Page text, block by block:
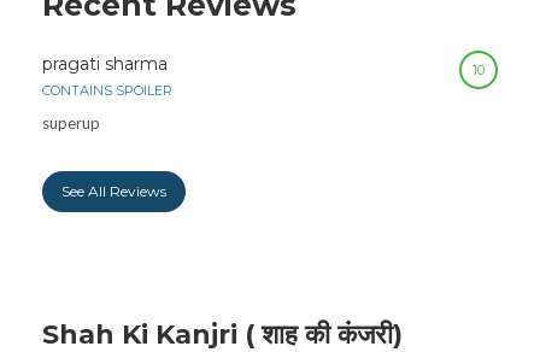
10
pragati sharma
CONTAINS SPOILER
superup
See All Reviews
Shah Ki Kanjri ( शाह की कंजरी)